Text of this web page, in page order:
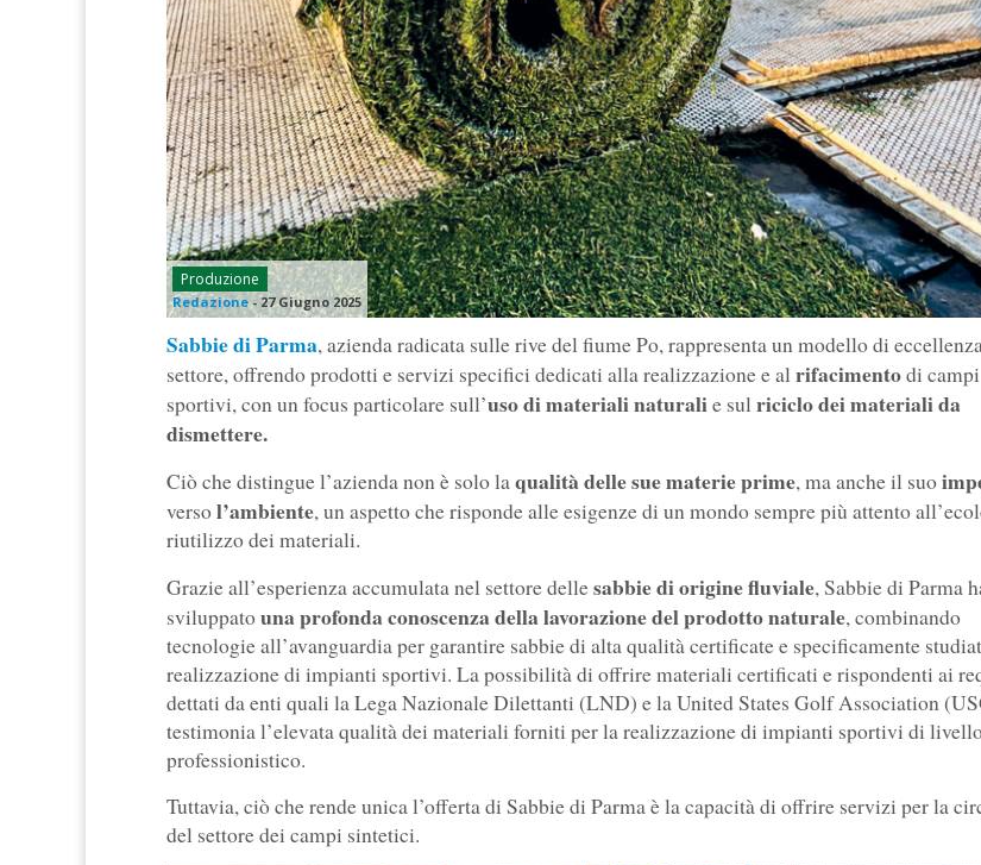
Produzione
Redazione-27 Giugno 2025
Sabbie di Parma, azienda radicata sulle rive del fiume Po, rappresenta un modello di
settore, offrendo prodotti e servizi specifici dedicati alla realizzazione e al rifacimentodi campi
sportivi, con un focus particolare sull’uso di materiali naturalie sul riciclo dei materiali da
dismettere.
Ciò che distingue l’azienda non è solo laqualità delle sue materie prime, ma anche il suo
versol’ambiente, un aspetto che risponde alle esigenze di un mondo sempre più attento
riutilizzo dei materiali.
Grazie all’esperienza accumulata nel settore dellesabbie di origine fluviale, Sabbie di Parma
sviluppatouna profonda conoscenza della lavorazione del prodotto naturale, combinando
tecnologie all’avanguardia per garantire sabbie di alta qualità certificate e specificamente
realizzazione di impianti sportivi. La possibilità di offrire materiali certificati e rispondenti ai
dettati da enti quali la Lega Nazionale Dilettanti (LND) e la United States Golf Association
testimonia l’elevata qualità dei materiali forniti per la realizzazione di impianti sportivi di
professionistico.
Tuttavia, ciò che rende unica l’offerta di Sabbie di Parma è la capacità di offrire servizi per la
del settore dei campi sintetici.